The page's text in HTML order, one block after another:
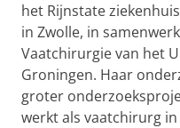
het Rijnstate
in Zwolle, in
Vaatchirurgie van het
Groningen. Haar
groter
werkt als vaatchirurg